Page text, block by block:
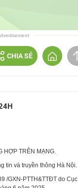
CHIA SẺ
HỢP TRÊN MẠNG.
tin và truyền thông Hà Nội.
/GXN-PTTH&TTĐT do Cục